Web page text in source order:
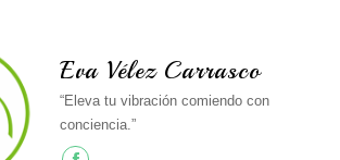
Eva Vélez Carrasco
“Eleva tu vibración comiendo con
conciencia.”